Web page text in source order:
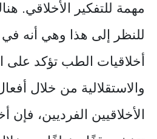
مهمة للتفكير الأخلاقي.
للنظر إلى هذا وهي أنه
أخلاقيات الطب تؤكد على
والاستقلالية من خلال
الأخلاقيين الفرديين، فإن